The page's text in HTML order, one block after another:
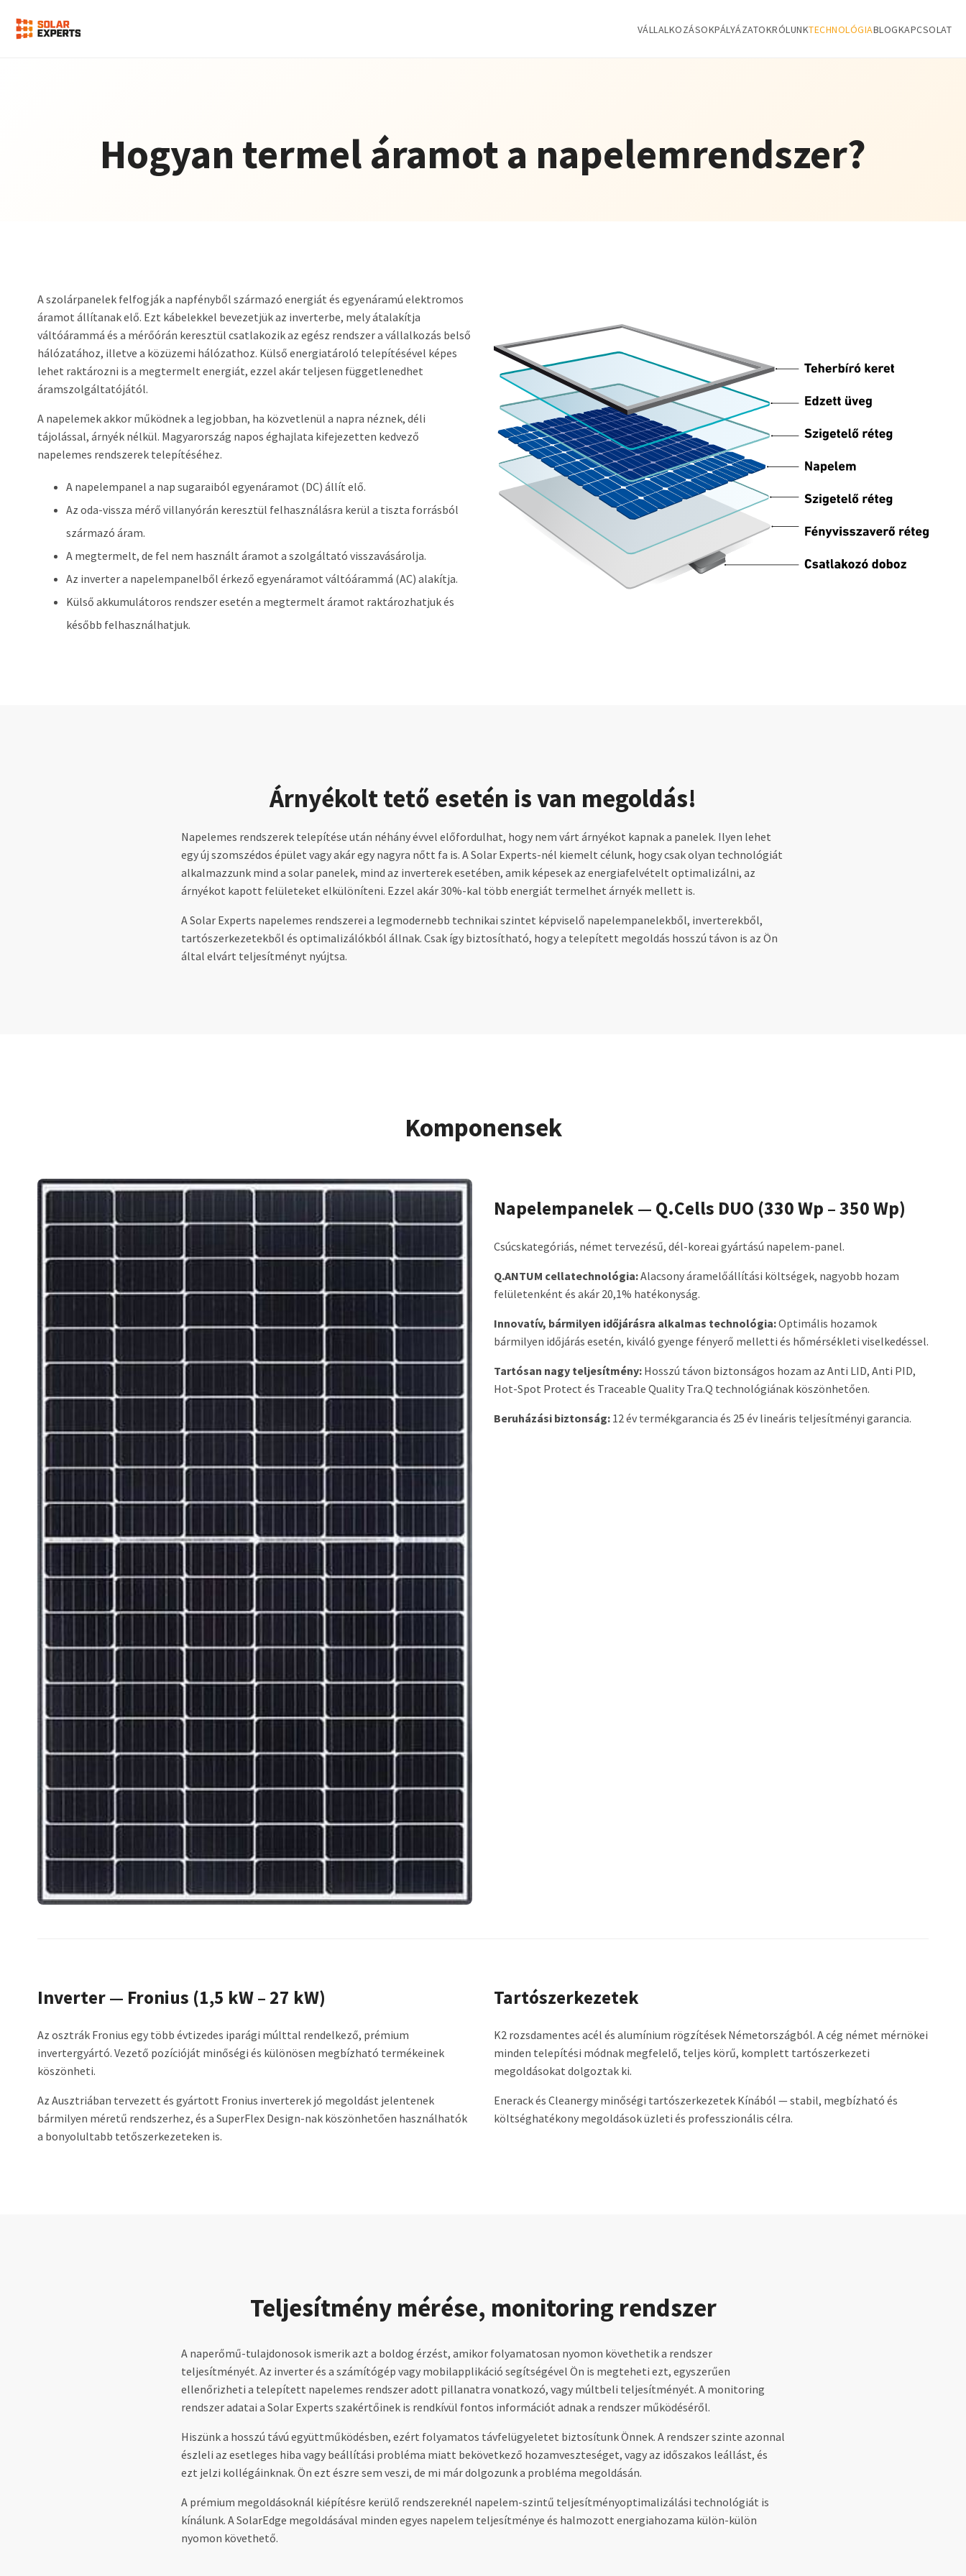
VÁLLALKOZÁSOKPÁLYÁZATOKRÓLUNKTECHNOLÓGIABLOGKAPCSOLAT
Hogyan termel áramot a napelemrendszer?
A szolárpanelek felfogják a napfényből származó energiát és egyenáramú elektromos
áramot állítanak elő. Ezt kábelekkel bevezetjük az inverterbe, mely átalakítja
váltóárammá és a mérőórán keresztül csatlakozik az egész rendszer a vállalkozás belső
hálózatához, illetve a közüzemi hálózathoz. Külső energiatároló telepítésével képes
lehet raktározni is a megtermelt energiát, ezzel akár teljesen függetlenedhet
áramszolgáltatójától.
A napelemek akkor működnek a legjobban, ha közvetlenül a napra néznek, déli
tájolással, árnyék nélkül. Magyarország napos éghajlata kifejezetten kedvező
napelemes rendszerek telepítéséhez.
A napelempanel a nap sugaraiból egyenáramot (DC) állít elő.
Az oda-vissza mérő villanyórán keresztül felhasználásra kerül a tiszta forrásból
származó áram.
A megtermelt, de fel nem használt áramot a szolgáltató visszavásárolja.
Az inverter a napelempanelből érkező egyenáramot váltóárammá (AC) alakítja.
Külső akkumulátoros rendszer esetén a megtermelt áramot raktározhatjuk és
később felhasználhatjuk.
Árnyékolt tető esetén is van megoldás!
Napelemes rendszerek telepítése után néhány évvel előfordulhat, hogy nem várt árnyékot kapnak a panelek. Ilyen lehet
egy új szomszédos épület vagy akár egy nagyra nőtt fa is. A Solar Experts-nél kiemelt célunk, hogy csak olyan technológiát
alkalmazzunk mind a solar panelek, mind az inverterek esetében, amik képesek az energiafelvételt optimalizálni, az
árnyékot kapott felületeket elkülöníteni. Ezzel akár 30%-kal több energiát termelhet árnyék mellett is.
A Solar Experts napelemes rendszerei a legmodernebb technikai szintet képviselő napelempanelekből, inverterekből,
tartószerkezetekből és optimalizálókból állnak. Csak így biztosítható, hogy a telepített megoldás hosszú távon is az Ön
által elvárt teljesítményt nyújtsa.
Komponensek
Napelempanelek — Q.Cells DUO (330 Wp – 350 Wp)
Csúcskategóriás, német tervezésű, dél-koreai gyártású napelem-panel.
Q.ANTUM cellatechnológia:Alacsony áramelőállítási költségek, nagyobb hozam
felületenként és akár 20,1% hatékonyság.
Innovatív, bármilyen időjárásra alkalmas technológia:Optimális hozamok
bármilyen időjárás esetén, kiváló gyenge fényerő melletti és hőmérsékleti viselkedéssel.
Tartósan nagy teljesítmény: Hosszú távon biztonságos hozam az Anti LID, Anti PID,
Hot-Spot Protect és Traceable Quality Tra.Q technológiának köszönhetően.
Beruházási biztonság: 12 év termékgarancia és 25 év lineáris teljesítményi garancia.
Inverter — Fronius (1,5 kW – 27 kW)
Az osztrák Fronius egy több évtizedes iparági múlttal rendelkező, prémium
invertergyártó. Vezető pozícióját minőségi és különösen megbízható termékeinek
köszönheti.
Az Ausztriában tervezett és gyártott Fronius inverterek jó megoldást jelentenek
bármilyen méretű rendszerhez, és a SuperFlex Design-nak köszönhetően használhatók
a bonyolultabb tetőszerkezeteken is.
Tartószerkezetek
K2 rozsdamentes acél és alumínium rögzítések Németországból. A cég német mérnökei
minden telepítési módnak megfelelő, teljes körű, komplett tartószerkezeti
megoldásokat dolgoztak ki.
Enerack és Cleanergy minőségi tartószerkezetek Kínából — stabil, megbízható és
költséghatékony megoldások üzleti és professzionális célra.
Teljesítmény mérése, monitoring rendszer
A naperőmű-tulajdonosok ismerik azt a boldog érzést, amikor folyamatosan nyomon követhetik a rendszer
teljesítményét. Az inverter és a számítógép vagy mobilapplikáció segítségével Ön is megteheti ezt, egyszerűen
ellenőrizheti a telepített napelemes rendszer adott pillanatra vonatkozó, vagy múltbeli teljesítményét. A monitoring
rendszer adatai a Solar Experts szakértőinek is rendkívül fontos információt adnak a rendszer működéséről.
Hiszünk a hosszú távú együttműködésben, ezért folyamatos távfelügyeletet biztosítunk Önnek. A rendszer szinte azonnal
észleli az esetleges hiba vagy beállítási probléma miatt bekövetkező hozamveszteséget, vagy az időszakos leállást, és
ezt jelzi kollégáinknak. Ön ezt észre sem veszi, de mi már dolgozunk a probléma megoldásán.
A prémium megoldásoknál kiépítésre kerülő rendszereknél napelem-szintű teljesítményoptimalizálási technológiát is
kínálunk. A SolarEdge megoldásával minden egyes napelem teljesítménye és halmozott energiahozama külön-külön
nyomon követhető.